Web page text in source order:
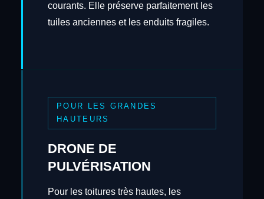
courants. Elle préserve parfaitement les
tuiles anciennes et les enduits fragiles.
POUR LES GRANDES
HAUTEURS
DRONE DE
PULVÉRISATION
Pour les toitures très hautes, les